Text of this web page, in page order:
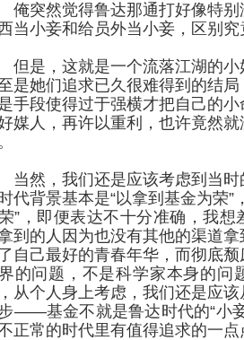
突然觉得鲁达那通打好像特别
当小妾和给员外当小妾，区别
是，这就是一个流落江湖的小
是她们追求已久很难得到的结
手段使得过于强横才把自己的
媒人，再许以重利，也许竟然
然，我们还是应该考虑到当时
代背景基本是“以拿到基金为荣”
”，即便表达不十分准确，我想
到的人因为也没有其他的渠道
自己最好的青春年华，而彻底
的问题，不是科学家本身的问
从个人身上考虑，我们还是应
——基金不就是鲁达时代的“小
正常的时代里有值得追求的一点